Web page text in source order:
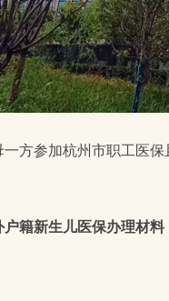
方参加杭州市职工医
籍新生儿医保办理材料